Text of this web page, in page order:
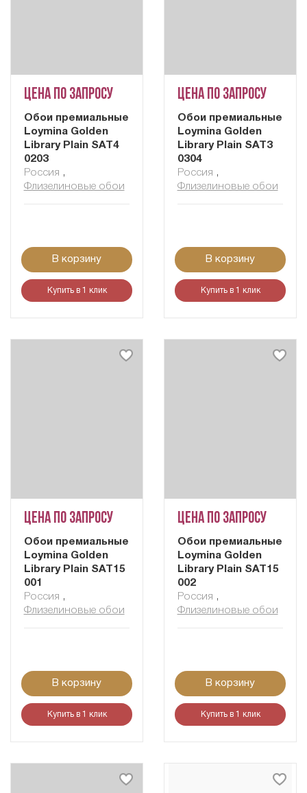
Цена по запросу
Обои премиальные
Loymina Golden
Library Plain SAT4
0203
Россия ,
Флизелиновые обои
В корзину
Купить в 1 клик
Цена по запросу
Обои премиальные
Loymina Golden
Library Plain SAT3
0304
Россия ,
Флизелиновые обои
В корзину
Купить в 1 клик
Цена по запросу
Обои премиальные
Loymina Golden
Library Plain SAT15
001
Россия ,
Флизелиновые обои
В корзину
Купить в 1 клик
Цена по запросу
Обои премиальные
Loymina Golden
Library Plain SAT15
002
Россия ,
Флизелиновые обои
В корзину
Купить в 1 клик